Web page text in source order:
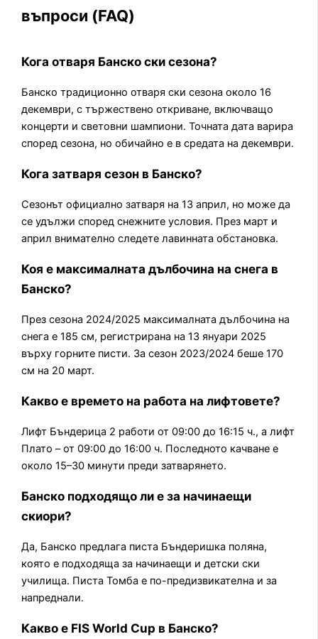
въпроси (FAQ)
Кога отваря Банско ски сезона?
Банско традиционно отваря ски сезона около 16
декември, с тържествено откриване, включващо
концерти и световни шампиони. Точната дата варира
според сезона, но обичайно е в средата на декември.
Кога затваря сезон в Банско?
Сезонът официално затваря на 13 април, но може да
се удължи според снежните условия. През март и
април внимателно следете лавинната обстановка.
Коя е максималната дълбочина на снега в
Банско?
През сезона 2024/2025 максималната дълбочина на
снега е 185 см, регистрирана на 13 януари 2025
върху горните писти. За сезон 2023/2024 беше 170
см на 20 март.
Какво е времето на работа на лифтовете?
Лифт Бъндерица 2 работи от 09:00 до 16:15 ч., а лифт
Плато – от 09:00 до 16:00 ч. Последното качване е
около 15–30 минути преди затварянето.
Банско подходящо ли е за начинаещи
скиори?
Да, Банско предлага писта Бъндеришка поляна,
която е подходяща за начинаещи и детски ски
училища. Писта Томба е по-предизвикателна и за
напреднали.
Какво е FIS World Cup в Банско?